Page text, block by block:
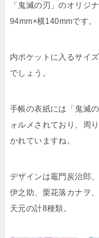
「鬼滅の刃」のオリジ
94mm×横140mmです。
内ポケットに入るサイ
でしょう。
手帳の表紙には「鬼滅
ォルメされており、周
かれていますね。
デザインは竈門炭治郎
伊之助、栗花落カナヲ
天元の計8種類。